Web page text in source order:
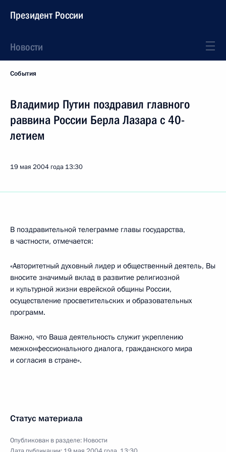
Президент России
Новости
События
Владимир Путин поздравил главного
раввина России Берла Лазара с 40-
летием
19 мая 2004 года 13:30
В поздравительной телеграмме главы государства,
в частности, отмечается:
«Авторитетный духовный лидер и общественный деятель, Вы
вносите значимый вклад в развитие религиозной
и культурной жизни еврейской общины России,
осуществление просветительских и образовательных
программ.
Важно, что Ваша деятельность служит укреплению
межконфессионального диалога, гражданского мира
и согласия в стране».
Статус материала
Опубликован в разделе: Новости